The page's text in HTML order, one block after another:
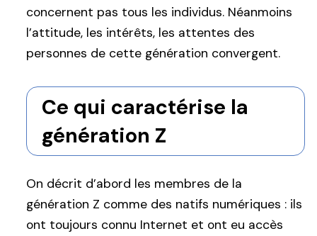
concernent pas tous les individus. Néanmoins
l’attitude, les intérêts, les attentes des
personnes de cette génération convergent.
Ce qui caractérise la
génération Z
On décrit d’abord les membres de la
génération Z comme des natifs numériques : ils
ont toujours connu Internet et ont eu accès